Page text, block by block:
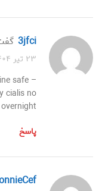
3jfci
۲۳ تیر ۱۴۰۴ در ۵:۰۹ ق.ظ
safe –
cialis no
پاسخ